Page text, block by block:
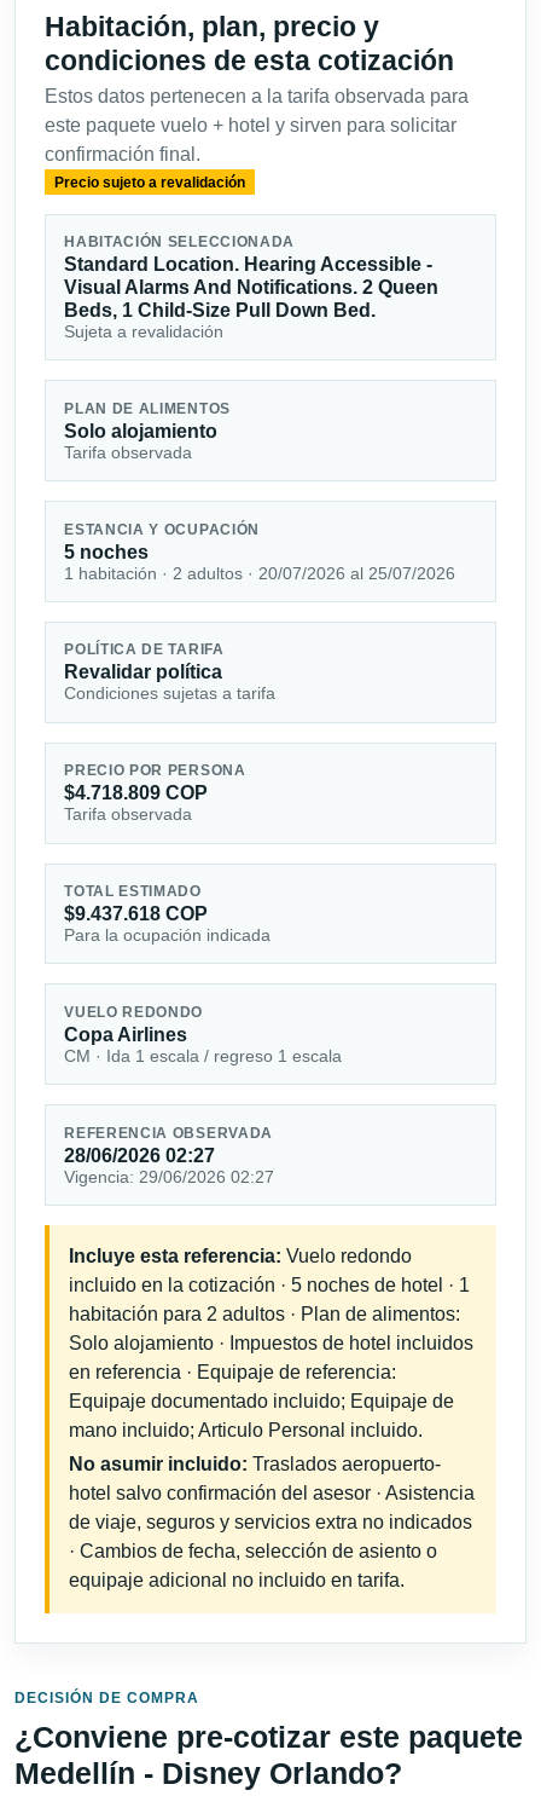
Habitación, plan, precio y
condiciones de esta cotización
Estos datos pertenecen a la tarifa observada para
este paquete vuelo + hotel y sirven para solicitar
confirmación final.
Precio sujeto a revalidación
HABITACIÓN SELECCIONADA
Standard Location. Hearing Accessible -
Visual Alarms And Notifications. 2 Queen
Beds, 1 Child-Size Pull Down Bed.
Sujeta a revalidación
PLAN DE ALIMENTOS
Solo alojamiento
Tarifa observada
ESTANCIA Y OCUPACIÓN
5 noches
1 habitación · 2 adultos · 20/07/2026 al 25/07/2026
POLÍTICA DE TARIFA
Revalidar política
Condiciones sujetas a tarifa
PRECIO POR PERSONA
$4.718.809 COP
Tarifa observada
TOTAL ESTIMADO
$9.437.618 COP
Para la ocupación indicada
VUELO REDONDO
Copa Airlines
CM · Ida 1 escala / regreso 1 escala
REFERENCIA OBSERVADA
28/06/2026 02:27
Vigencia: 29/06/2026 02:27
Incluye esta referencia: Vuelo redondo
incluido en la cotización · 5 noches de hotel · 1
habitación para 2 adultos · Plan de alimentos:
Solo alojamiento · Impuestos de hotel incluidos
en referencia · Equipaje de referencia:
Equipaje documentado incluido; Equipaje de
mano incluido; Articulo Personal incluido.
No asumir incluido: Traslados aeropuerto-
hotel salvo confirmación del asesor · Asistencia
de viaje, seguros y servicios extra no indicados
· Cambios de fecha, selección de asiento o
equipaje adicional no incluido en tarifa.
DECISIÓN DE COMPRA
¿Conviene pre-cotizar este paquete
Medellín - Disney Orlando?